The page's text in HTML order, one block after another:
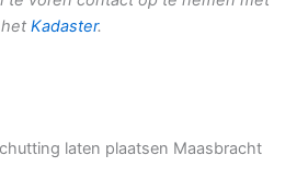
het Kadaster.
laten plaatsen Maasbracht